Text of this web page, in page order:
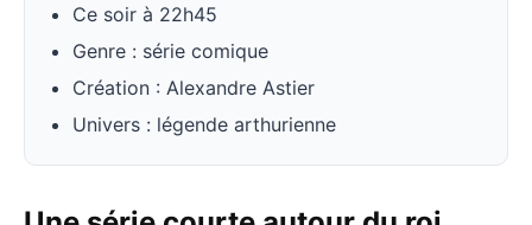
Ce soir à 22h45
Genre : série comique
Création : Alexandre Astier
Univers : légende arthurienne